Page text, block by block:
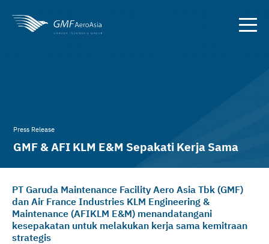
Press Release
GMF & AFI KLM E&M Sepakati Kerja Sama
PT Garuda Maintenance Facility Aero Asia Tbk (GMF)
dan Air France Industries KLM Engineering &
Maintenance (AFIKLM E&M) menandatangani
kesepakatan untuk melakukan kerja sama kemitraan
strategis